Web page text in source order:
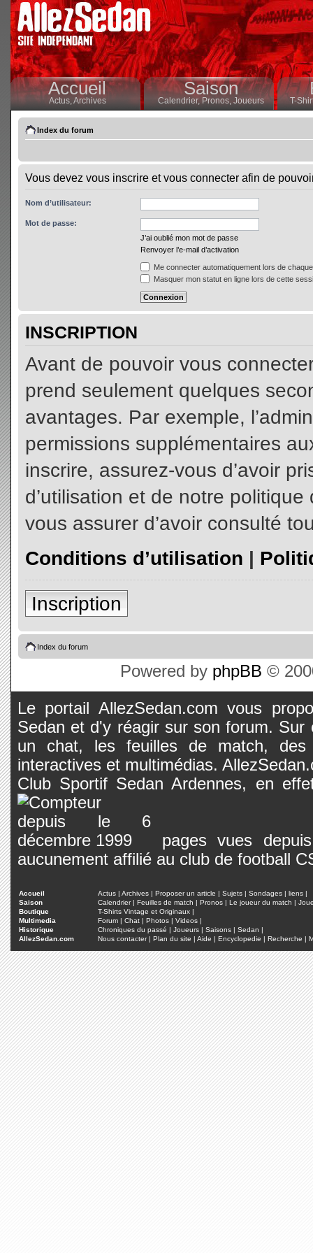
Accueil
Actus,Archives
Saison
Calendrier,Pronos, Joueurs T-
Index du forum
Vous devez vous inscrire et vous connecter afin de
Nom d’utilisateur:
Mot de passe:
J’ai oublié mon mot de passe
Renvoyer l’e-mail d’activation
Me connecter automatiquement lors de
Masquer mon statut en ligne lors de cette
INSCRIPTION
Avant de pouvoir vous
prend seulement quelques
avantages. Par exemple,
permissions supplémentaires
inscrire, assurez-vous d’avoir
d’utilisation et de notre
vous assurer d’avoir consulté
Conditions d’utilisation |
Inscription
Index du forum
Powered by phpBB ©
Le portail AllezSedan.com vous
Sedan et d'y réagir sur son forum.
un chat, les feuilles de match, des
interactives et multimédias.
Club Sportif Sedan Ardennes, en
pages vues
aucunement affilié au club de football
Accueil Actus | Archives | Proposer un article | Sujets | Sondages | liens |
Saison
Calendrier| Feuilles de match | Pronos | Le joueur du match |
Boutique
T-Shirts Vintage et Originaux |
Multimedia
Forum | Chat | Photos | Videos |
Historique
Chroniques du passé | Joueurs | Saisons | Sedan |
AllezSedan.com
Nous contacter| Plan du site | Aide | Encyclopedie | Recherche |